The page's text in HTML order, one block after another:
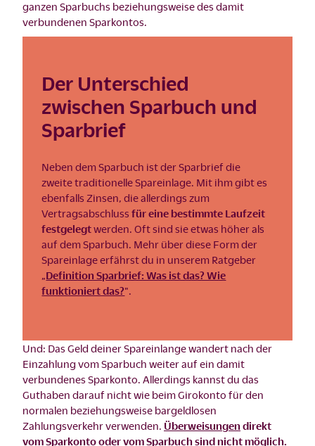
ganzen Sparbuchs beziehungsweise des damit
verbundenen Sparkontos.
Der Unterschied
zwischen Sparbuch und
Sparbrief
Neben dem Sparbuch ist der Sparbrief die
zweite traditionelle Spareinlage. Mit ihm gibt es
ebenfalls Zinsen, die allerdings zum
Vertragsabschlussfür eine bestimmte Laufzeit
festgelegtwerden. Oft sind sie etwas höher als
auf dem Sparbuch. Mehr über diese Form der
Spareinlage erfährst du in unserem Ratgeber
Definition Sparbrief: Was ist das? Wie
funktioniert das?".
Und: Das Geld deiner Spareinlange wandert nach der
Einzahlung vom Sparbuch weiter auf ein damit
verbundenes Sparkonto. Allerdings kannst du das
Guthaben darauf nicht wie beim Girokonto für den
normalen beziehungsweise bargeldlosen
Zahlungsverkehr verwenden. Überweisungendirekt
vom Sparkonto oder vom Sparbuch sind nicht möglich.